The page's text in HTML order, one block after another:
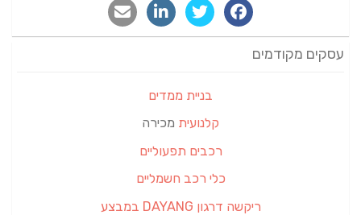
עסקים מקודמים
בניית ממדים
קלנועיתמכירה
רכבים תפעוליים
כלי רכב חשמליים
ריקשה דרגון DAYANG במבצע